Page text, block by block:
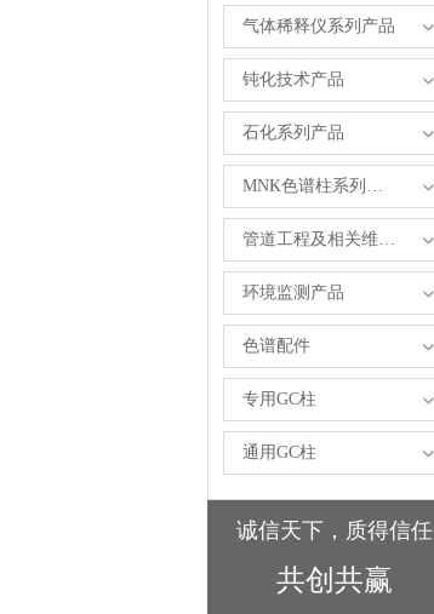
气体稀释仪系列产品
钝化技术产品
石化系列产品
MNK色谱柱系列产品
管道工程及相关维修服务
环境监测产品
色谱配件
专用GC柱
通用GC柱
诚信天下，质得信任
共创共赢